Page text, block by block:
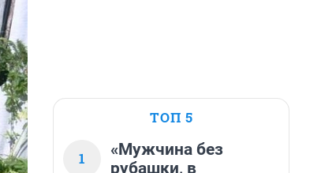
ТОП 5
1
«Мужчина без
рубашки, в